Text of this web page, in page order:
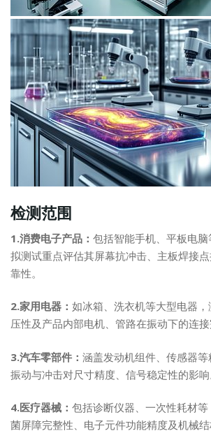
检测范围
1.消费电子产品： 包括智能手机、平板电
拟测试重点评估其屏幕抗冲击、主板焊接
靠性。
2.家用电器： 如冰箱、洗衣机等大型电器
压性及产品内部电机、管路在振动下的连接
3.汽车零部件： 涵盖发动机组件、传感器
振动与冲击对尺寸精度、信号稳定性的影响
4.医疗器械： 包括诊断仪器、一次性耗材
菌屏障完整性、电子元件功能精度及机械结